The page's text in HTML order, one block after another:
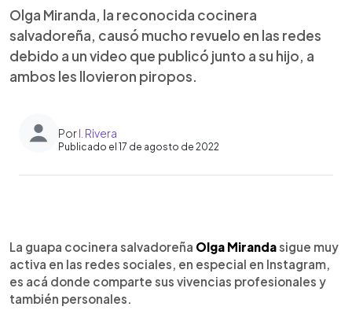
Olga Miranda, la reconocida cocinera
salvadoreña, causó mucho revuelo en las redes
debido a un video que publicó junto a su hijo, a
ambos les llovieron piropos.
PorI. Rivera
Publicado el 17 de agosto de 2022
Escuchar artículo
La guapa cocinera salvadoreña Olga Mirandasigue muy
activa en las redes sociales, en especial en Instagram,
es acá donde comparte sus vivencias profesionales y
también personales.